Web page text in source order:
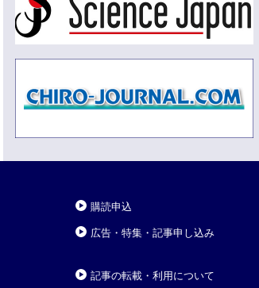
購読申込
広告・特集・記事申し込み
記事の転載・利用について